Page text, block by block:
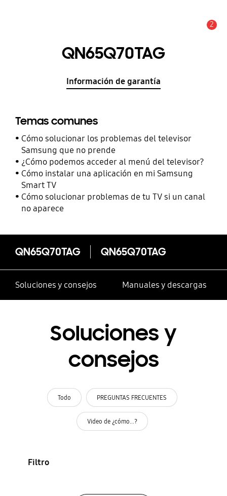
2
QN65Q70TAG
Información de garantía
Temas comunes
Cómo solucionar los problemas del televisor
Samsung que no prende
¿Cómo podemos acceder al menú del televisor?
Cómo instalar una aplicación en mi Samsung
Smart TV
Cómo solucionar problemas de tu TV si un canal
no aparece
QN65Q70TAG QN65Q70TAG
Soluciones y consejos Manuales y descargas
Soluciones y
consejos
Todo PREGUNTAS FRECUENTES
Video de ¿cómo...?
Filtro